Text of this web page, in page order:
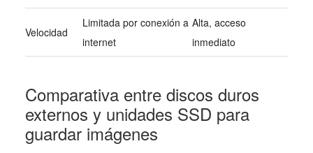
Velocidad
Limitada por conexión a
internet
Alta, acceso
inmediato
Comparativa entre discos duros
externos y unidades SSD para
guardar imágenes